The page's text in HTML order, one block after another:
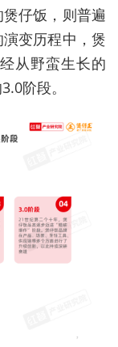
仔饭，则普遍
变历程中，煲
从野蛮生长的
阶段。